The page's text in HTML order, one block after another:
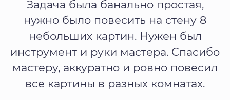
Задача была банально простая,
нужно было повесить на стену 8
небольших картин. Нужен был
инструмент и руки мастера. Спасибо
мастеру, аккуратно и ровно повесил
все картины в разных комнатах.